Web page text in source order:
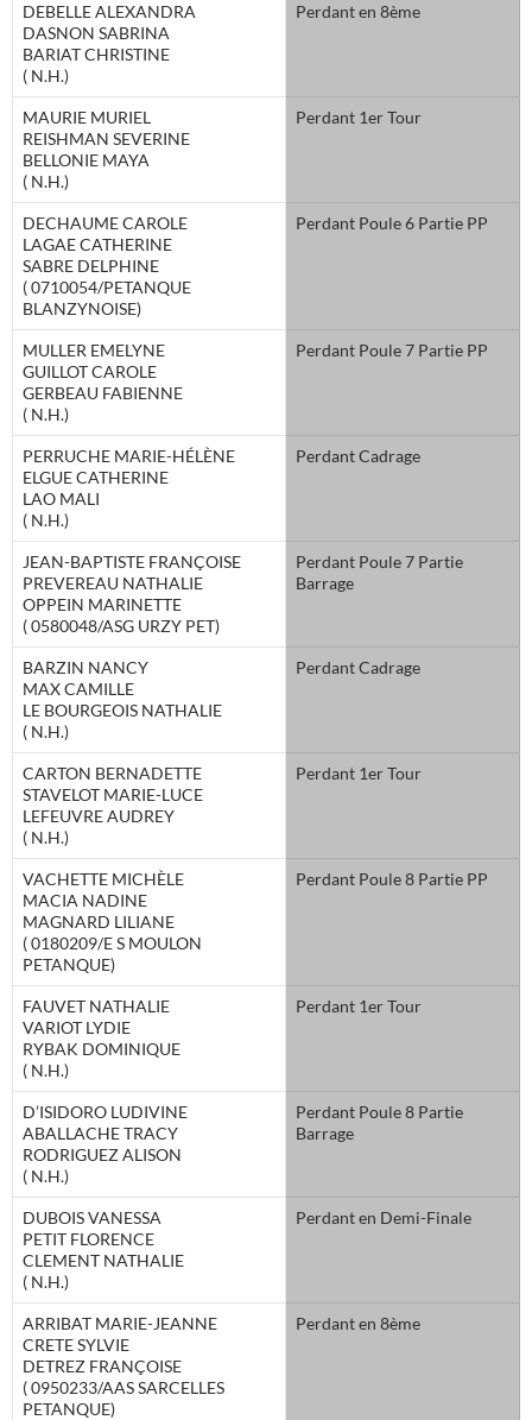
DEBELLE ALEXANDRA
DASNON SABRINA
BARIAT CHRISTINE
( N.H.)
Perdant en 8ème
MAURIE MURIEL
REISHMAN SEVERINE
BELLONIE MAYA
( N.H.)
Perdant 1er Tour
DECHAUME CAROLE
LAGAE CATHERINE
SABRE DELPHINE
( 0710054/PETANQUE
BLANZYNOISE)
Perdant Poule 6 Partie PP
MULLER EMELYNE
GUILLOT CAROLE
GERBEAU FABIENNE
( N.H.)
Perdant Poule 7 Partie PP
PERRUCHE MARIE-HÉLÈNE
ELGUE CATHERINE
LAO MALI
( N.H.)
Perdant Cadrage
JEAN-BAPTISTE FRANÇOISE
PREVEREAU NATHALIE
OPPEIN MARINETTE
( 0580048/ASG URZY PET)
Perdant Poule 7 Partie
Barrage
BARZIN NANCY
MAX CAMILLE
LE BOURGEOIS NATHALIE
( N.H.)
Perdant Cadrage
CARTON BERNADETTE
STAVELOT MARIE-LUCE
LEFEUVRE AUDREY
( N.H.)
Perdant 1er Tour
VACHETTE MICHÈLE
MACIA NADINE
MAGNARD LILIANE
( 0180209/E S MOULON
PETANQUE)
Perdant Poule 8 Partie PP
FAUVET NATHALIE
VARIOT LYDIE
RYBAK DOMINIQUE
( N.H.)
Perdant 1er Tour
D’ISIDORO LUDIVINE
ABALLACHE TRACY
RODRIGUEZ ALISON
( N.H.)
Perdant Poule 8 Partie
Barrage
DUBOIS VANESSA
PETIT FLORENCE
CLEMENT NATHALIE
( N.H.)
Perdant en Demi-Finale
ARRIBAT MARIE-JEANNE
CRETE SYLVIE
DETREZ FRANÇOISE
( 0950233/AAS SARCELLES
PETANQUE)
Perdant en 8ème